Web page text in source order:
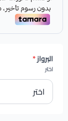
البرواز*
اختر